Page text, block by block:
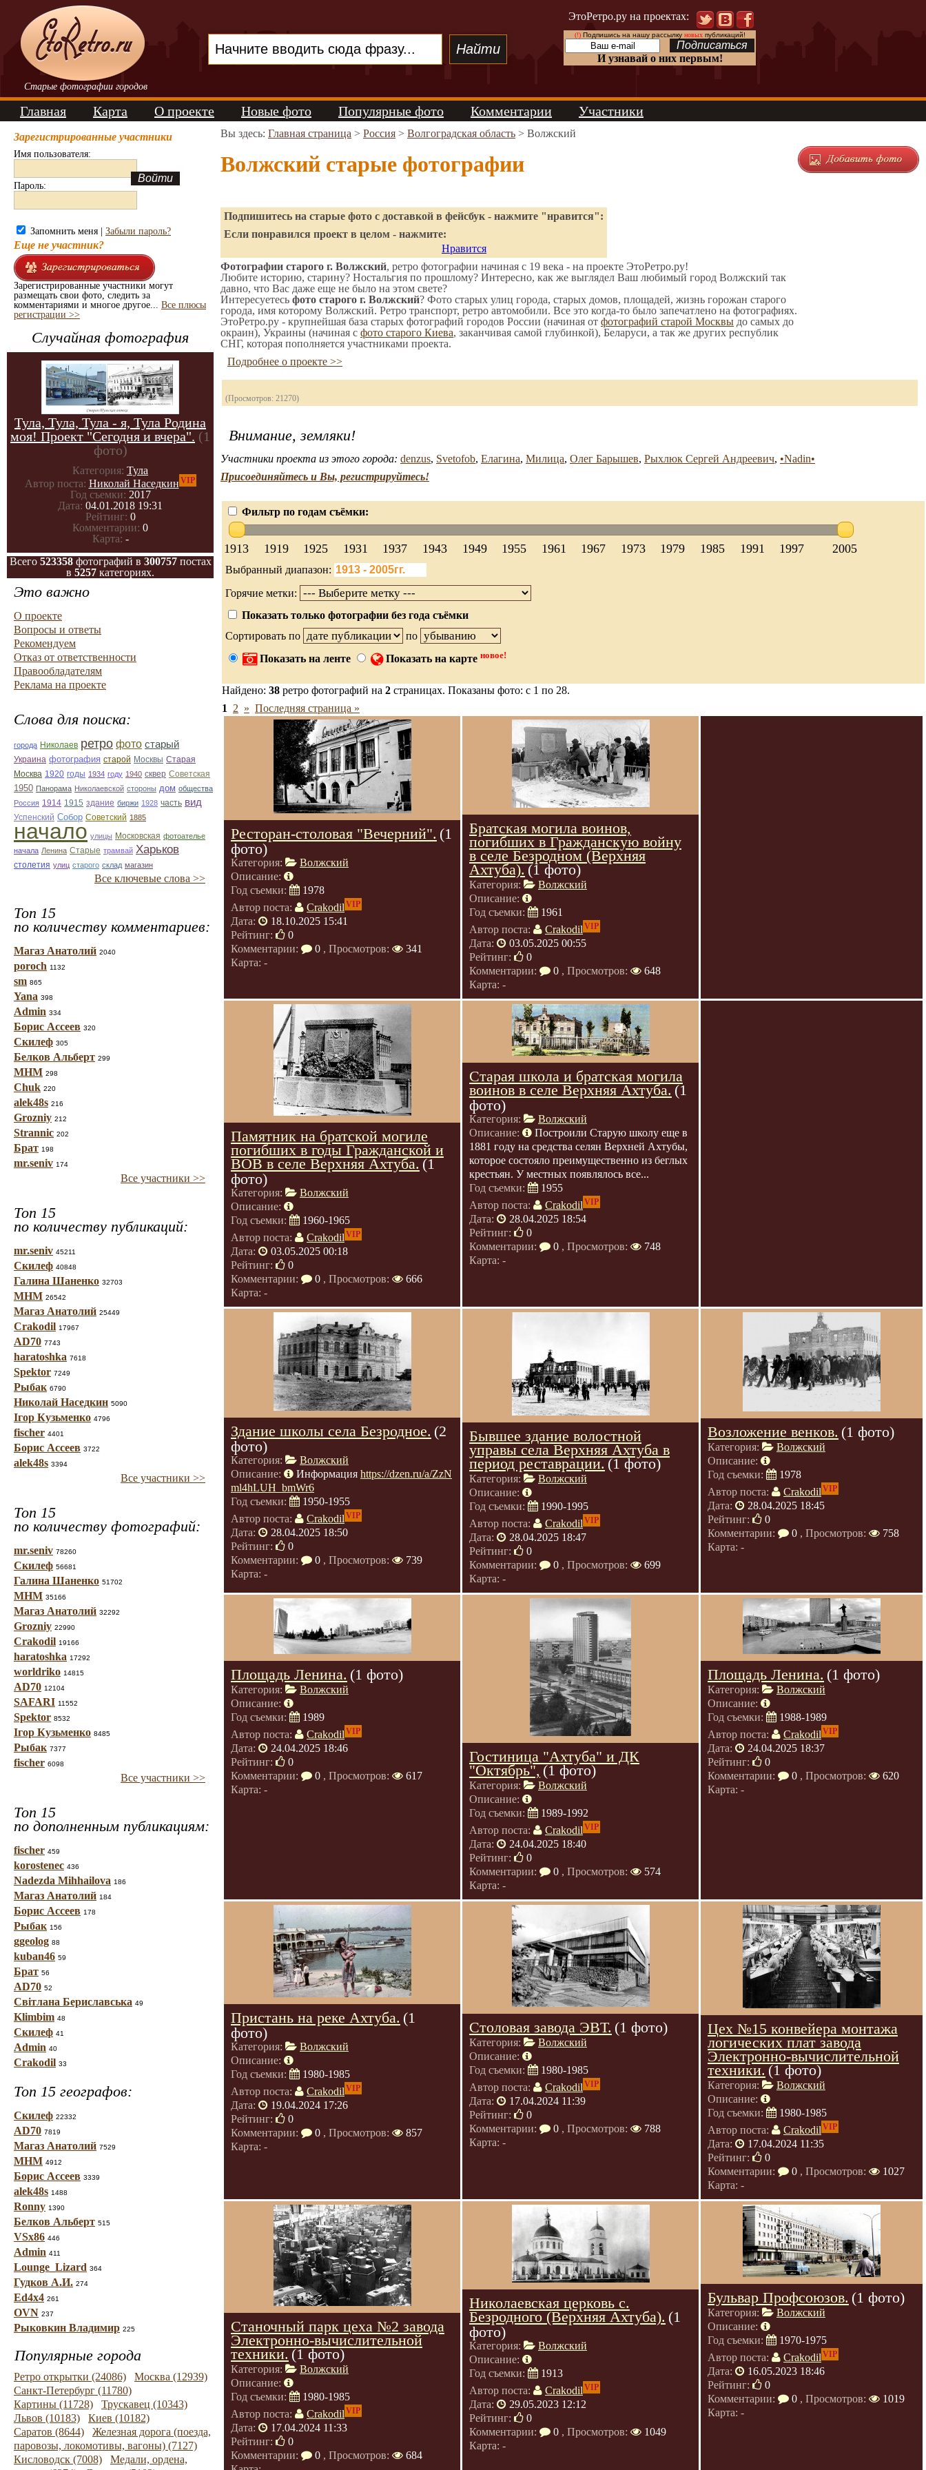
Старые фотографии городов
ЭтоРетро.ру на проектах:
(!)Подпишись на нашу рассылку новыхпубликаций!
И узнавай о них первым!
Главная Карта О проекте Новые фото Популярные фото Комментарии Участники
Зарегистрированные участники
Имя пользователя:
Пароль:
Запомнить меня | Забыли пароль?
Еще не участник?
Зарегистрированные участники могут
размещать свои фото, следить за
комментариями и многое другое... Все плюсы
регистрации >>
Случайная фотография
Тула, Тула, Тула - я, Тула Родина
моя! Проект "Сегодня и вчера". (1
фото)
Категория: Тула
Автор поста: Николай Наседкин VIP
Год съемки: 2017
Дата: 04.01.2018 19:31
Рейтинг: 0
Комментарии: 0
Карта: -
Всего 523358фотографий в 300757постах
в 5257 категориях.
Это важно
О проекте
Вопросы и ответы
Рекомендуем
Отказ от ответственности
Правообладателям
Реклама на проекте
Слова для поиска:
города Николаев ретро фото старый
Украина фотография старой Москвы Старая
Москва 1920 годы 1934 году 1940 сквер Советская
1950 Панорама Николаевской стороны дом общества
Россия 1914 1915 здание биржи 1928 часть вид
Успенский Собор Советский 1885
начало улицы Московская фотоателье
начала Ленина Старые трамвай Харьков
столетия улиц старого склад магазин
Все ключевые слова >>
Топ 15
по количеству комментариев:
Магаз Анатолий 2040
poroch 1132
sm 865
Yana 398
Admin 334
Борис Ассеев 320
Скилеф 305
Белков Альберт 299
МНМ 298
Chuk 220
alek48s 216
Grozniy 212
Strannic 202
Брат 198
mr.seniv 174
Все участники >>
Топ 15
по количеству публикаций:
mr.seniv 45211
Скилеф 40848
Галина Шаненко 32703
МНМ 26542
Магаз Анатолий 25449
Crakodil 17967
AD70 7743
haratoshka 7618
Spektor 7249
Рыбак 6790
Николай Наседкин 5090
Ігор Кузьменко 4796
fischer 4401
Борис Ассеев 3722
alek48s 3394
Все участники >>
Топ 15
по количеству фотографий:
mr.seniv 78260
Скилеф 56681
Галина Шаненко 51702
МНМ 35166
Магаз Анатолий 32292
Grozniy 22990
Crakodil 19166
haratoshka 17292
worldriko 14815
AD70 12104
SAFARI 11552
Spektor 8532
Ігор Кузьменко 8485
Рыбак 7377
fischer 6098
Все участники >>
Топ 15
по дополненным публикациям:
fischer 459
korostenec 436
Nadezda Mihhailova 186
Магаз Анатолий 184
Борис Ассеев 178
Рыбак 156
ggeolog 88
kuban46 59
Брат 56
AD70 52
Світлана Бериславська 49
Klimbim 48
Скилеф 41
Admin 40
Crakodil 33
Топ 15 географов:
Скилеф 22332
AD70 7819
Магаз Анатолий 7529
МНМ 4912
Борис Ассеев 3339
alek48s 1488
Ronny 1390
Белков Альберт 515
VSx86 446
Admin 411
Lounge_Lizard 364
Гудков А.И. 274
Ed4x4 261
OVN 237
Рыковкин Владимир 225
Популярные города
Ретро открытки (24086)
Москва (12939)
Санкт-Петербург (11780)
Картины (11728)
Трускавец (10343)
Львов (10183)
Киев (10182)
Саратов (8644)
Железная дорога (поезда,
паровозы, локомотивы, вагоны) (7127)
Кисловодск (7008)
Медали, ордена,
Вы здесь: Главная страница > Россия > Волгоградская область > Волжский
Волжский старые фотографии
Подпишитесь на старые фото с доставкой в фейсбук - нажмите "нравится":
Если понравился проект в целом - нажмите:
Нравится
Фотографии старого г. Волжский, ретро фотографии начиная с 19 века - на проекте ЭтоРетро.ру!
Любите историю, старину? Ностальгия по прошлому? Интересно, как же выглядел Ваш любимый город Волжский так
давно, что Вас даже еще не было на этом свете?
Интересуетесь фото старого г. Волжский? Фото старых улиц города, старых домов, площадей, жизнь горожан старого
города, имя которому Волжский. Ретро транспорт, ретро автомобили. Все это когда-то было запечатлено на фотографиях.
ЭтоРетро.ру - крупнейшая база старых фотографий городов России (начиная от фотографий старой Москвы до самых до
окраин), Украины (начиная с фото старого Киева, заканчивая самой глубинкой), Беларуси, а так же других республик
СНГ, которая пополняется участниками проекта.
Подробнее о проекте >>
(Просмотров: 21270)
Внимание, земляки!
Участники проекта из этого города: denzus, Svetofob, Елагина, Милица, Олег Барышев, Рыхлюк Сергей Андреевич, •Nadin•
Присоединяйтесь и Вы, регистрируйтесь!
Фильтр по годам съёмки:
1913 1919 1925 1931 1937 1943 1949 1955 1961 1967 1973 1979 1985 1991 1997 2005
Выбранный диапазон:
Горячие метки:
Показать только фотографии без года съёмки
Сортировать по
по
Показать на ленте
Показать на карте новое!
Найдено: 38 ретро фотографий на 2 страницах. Показаны фото: с 1 по 28.
1
2 » Последняя страница »
Ресторан-столовая "Вечерний". (1
фото)
Категория:
Волжский
Описание:
Год съемки:
1978
Автор поста:
Crakodil VIP
Дата:
18.10.2025 15:41
Рейтинг:
0
Комментарии:
0 , Просмотров:
341
Карта: -
Братская могила воинов,
погибших в Гражданскую войну
в селе Безродном (Верхняя
Ахтуба).(1 фото)
Категория:
Волжский
Описание:
Год съемки:
1961
Автор поста:
Crakodil VIP
Дата:
03.05.2025 00:55
Рейтинг:
0
Комментарии:
0 , Просмотров:
648
Карта: -
Памятник на братской могиле
погибших в годы Гражданской и
ВОВ в селе Верхняя Ахтуба.(1
фото)
Категория:
Волжский
Описание:
Год съемки:
1960-1965
Автор поста:
Crakodil VIP
Дата:
03.05.2025 00:18
Рейтинг:
0
Комментарии:
0 , Просмотров:
666
Карта: -
Старая школа и братская могила
воинов в селе Верхняя Ахтуба.(1
фото)
Категория:
Волжский
Описание:
Построили Старую школу еще в
1881 году на средства селян Верхней Ахтубы,
которое состояло преимущественно из беглых
крестьян. У местных появлялось все...
Год съемки:
1955
Автор поста:
Crakodil VIP
Дата:
28.04.2025 18:54
Рейтинг:
0
Комментарии:
0 , Просмотров:
748
Карта: -
Здание школы села Безродное. (2
фото)
Категория:
Волжский
Описание:
Информация https://dzen.ru/a/ZzN
ml4hLUH_bmWr6
Год съемки:
1950-1955
Автор поста:
Crakodil VIP
Дата:
28.04.2025 18:50
Рейтинг:
0
Комментарии:
0 , Просмотров:
739
Карта: -
Бывшее здание волостной
управы села Верхняя Ахтуба в
период реставрации.(1 фото)
Категория:
Волжский
Описание:
Год съемки:
1990-1995
Автор поста:
Crakodil VIP
Дата:
28.04.2025 18:47
Рейтинг:
0
Комментарии:
0 , Просмотров:
699
Карта: -
Возложение венков. (1 фото)
Категория:
Волжский
Описание:
Год съемки:
1978
Автор поста:
Crakodil VIP
Дата:
28.04.2025 18:45
Рейтинг:
0
Комментарии:
0 , Просмотров:
758
Карта: -
Площадь Ленина. (1 фото)
Категория:
Волжский
Описание:
Год съемки:
1989
Автор поста:
Crakodil VIP
Дата:
24.04.2025 18:46
Рейтинг:
0
Комментарии:
0 , Просмотров:
617
Карта: -
Гостиница "Ахтуба" и ДК
"Октябрь",(1 фото)
Категория:
Волжский
Описание:
Год съемки:
1989-1992
Автор поста:
Crakodil VIP
Дата:
24.04.2025 18:40
Рейтинг:
0
Комментарии:
0 , Просмотров:
574
Карта: -
Площадь Ленина. (1 фото)
Категория:
Волжский
Описание:
Год съемки:
1988-1989
Автор поста:
Crakodil VIP
Дата:
24.04.2025 18:37
Рейтинг:
0
Комментарии:
0 , Просмотров:
620
Карта: -
Пристань на реке Ахтуба. (1
фото)
Категория:
Волжский
Описание:
Год съемки:
1980-1985
Автор поста:
Crakodil VIP
Дата:
19.04.2024 17:26
Рейтинг:
0
Комментарии:
0 , Просмотров:
857
Карта: -
Столовая завода ЭВТ. (1 фото)
Категория:
Волжский
Описание:
Год съемки:
1980-1985
Автор поста:
Crakodil VIP
Дата:
17.04.2024 11:39
Рейтинг:
0
Комментарии:
0 , Просмотров:
788
Карта: -
Цех №15 конвейера монтажа
логических плат завода
Электронно-вычислительной
техники.(1 фото)
Категория:
Волжский
Описание:
Год съемки:
1980-1985
Автор поста:
Crakodil VIP
Дата:
17.04.2024 11:35
Рейтинг:
0
Комментарии:
0 , Просмотров:
1027
Карта: -
Станочный парк цеха №2 завода
Электронно-вычислительной
техники.(1 фото)
Категория:
Волжский
Описание:
Год съемки:
1980-1985
Автор поста:
Crakodil VIP
Дата:
17.04.2024 11:33
Рейтинг:
0
Комментарии:
0 , Просмотров:
684
Николаевская церковь с.
Безродного (Верхняя Ахтуба). (1
фото)
Категория:
Волжский
Описание:
Год съемки:
1913
Автор поста:
Crakodil VIP
Дата:
29.05.2023 12:12
Рейтинг:
0
Комментарии:
0 , Просмотров:
1049
Карта: -
Бульвар Профсоюзов. (1 фото)
Категория:
Волжский
Описание:
Год съемки:
1970-1975
Автор поста:
Crakodil VIP
Дата:
16.05.2023 18:46
Рейтинг:
0
Комментарии:
0 , Просмотров:
1019
Карта: -